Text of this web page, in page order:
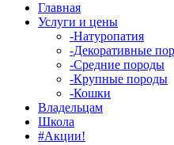
Главная
Услуги и цены
-Натуропатия
-Декоративные
-Средние породы
-Крупные породы
-Кошки
Владельцам
Школа
#Акции!